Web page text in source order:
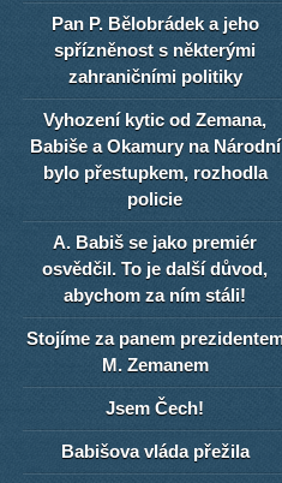
Pan P. Bělobrádek a jeho
spřízněnost s některými
zahraničními politiky
Vyhození kytic od Zemana,
Babiše a Okamury na Národní
bylo přestupkem, rozhodla
policie
A. Babiš se jako premiér
osvědčil. To je další důvod,
abychom za ním stáli!
Stojíme za panem
M. Zemanem
Jsem Čech!
Babišova vláda přežila